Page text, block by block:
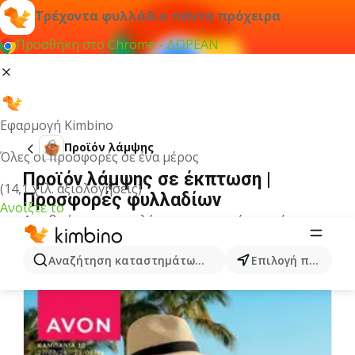
Τρέχοντα φυλλάδια πάντα πρόχειρα
Προσθήκη στο Chrome - ΔΩΡΕΑΝ
Εφαρμογή Kimbino
Όλες οι προσφορές σε ένα μέρος
(14,1 χιλ. αξιολογήσεις)
Ανοίξτε το
Αναζήτηση καταστημάτων, κατηγοριών, προϊόντων...
Επιλογή πόλης
Προϊόν λάμψης
Προϊόν λάμψης σε έκπτωση |
Προσφορές φυλλαδίων
Δεν βρήκαμε αποτελέσματα για αυτόν τον όρο.
Άλλα φυλλάδια από την κατηγορία